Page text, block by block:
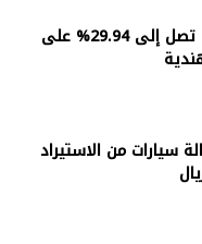
السعودية تفرض رسومًا تصل إلى 29.94% على
سيارات من الاستيراد